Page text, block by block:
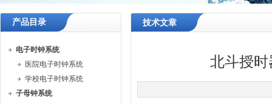
产品目录
电子时钟系统
医院电子时钟系统
学校电子时钟系统
子母钟系统
技术文章
北斗授